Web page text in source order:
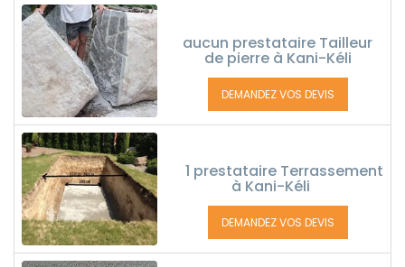
aucun prestataire Tailleur
de pierre à Kani-Kéli
DEMANDEZ VOS DEVIS
1 prestataire Terrassement
à Kani-Kéli
DEMANDEZ VOS DEVIS